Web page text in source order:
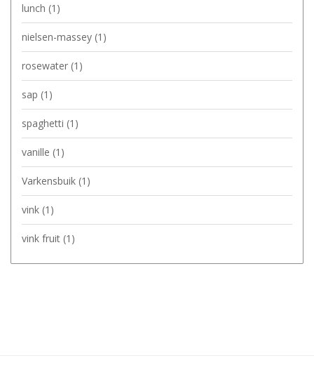
lunch (1)
nielsen-massey (1)
rosewater (1)
sap (1)
spaghetti (1)
vanille (1)
Varkensbuik (1)
vink (1)
vink fruit (1)